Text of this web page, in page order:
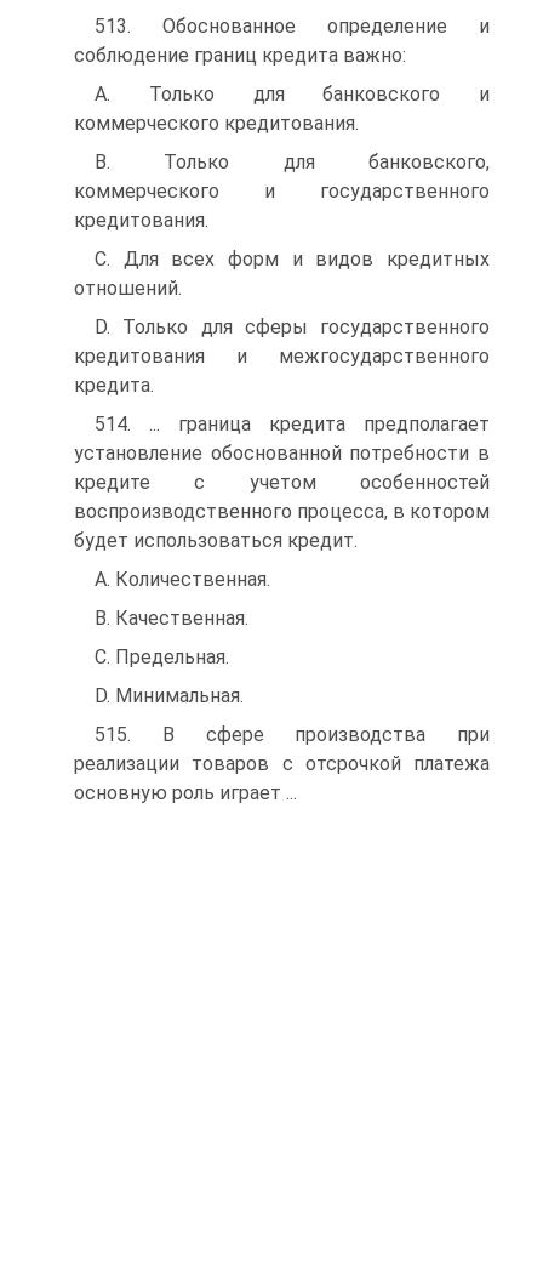
513. Обоснованное определение и
соблюдение границ кредита важно:
A. Только для банковского и
коммерческого кредитования.
B. Только для банковского,
коммерческого и государственного
кредитования.
C. Для всех форм и видов кредитных
отношений.
D. Только для сферы государственного
кредитования и межгосударственного
кредита.
514. ... граница кредита предполагает
установление обоснованной потребности в
кредите с учетом особенностей
воспроизводственного процесса, в котором
будет использоваться кредит.
A. Количественная.
B. Качественная.
C. Предельная.
D. Минимальная.
515. В сфере производства при
реализации товаров с отсрочкой платежа
основную роль играет ...